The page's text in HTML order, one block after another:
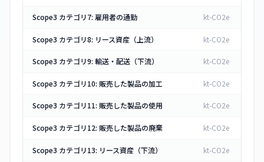
Scope3 カテゴリ7: 雇用者の通勤 kt-CO2e
Scope3 カテゴリ8: リース資産（上流） kt-CO2e
Scope3 カテゴリ9: 輸送・配送（下流） kt-CO2e
Scope3 カテゴリ10: 販売した製品の加工 kt-CO2e
Scope3 カテゴリ11: 販売した製品の使用 kt-CO2e
Scope3 カテゴリ12: 販売した製品の廃棄 kt-CO2e
Scope3 カテゴリ13: リース資産（下流） kt-CO2e